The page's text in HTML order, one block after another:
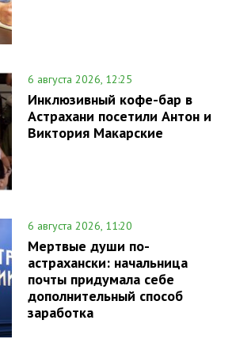
6 августа 2026, 12:25
Инклюзивный кофе-бар в
Астрахани посетили Антон и
Виктория Макарские
6 августа 2026, 11:20
Мертвые души по-
астрахански: начальница
почты придумала себе
дополнительный способ
заработка